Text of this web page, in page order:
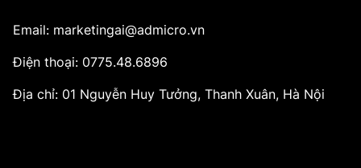
Email: marketingai@admicro.vn
Điện thoại: 0775.48.6896
Địa chỉ: 01 Nguyễn Huy Tưởng, Thanh Xuân, Hà Nội